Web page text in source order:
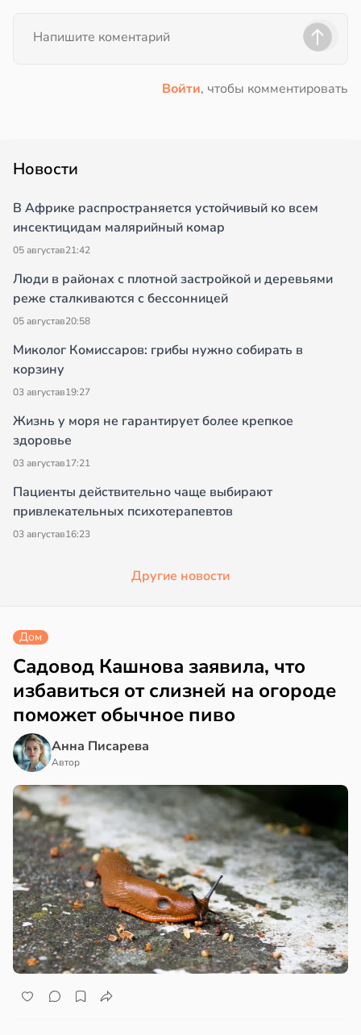
Войти, чтобы комментировать
Новости
В Африке распространяется устойчивый ко всем
инсектицидам малярийный комар
05 августав21:42
Люди в районах с плотной застройкой и деревьями
реже сталкиваются с бессонницей
05 августав20:58
Миколог Комиссаров: грибы нужно собирать в
корзину
03 августав19:27
Жизнь у моря не гарантирует более крепкое
здоровье
03 августав17:21
Пациенты действительно чаще выбирают
привлекательных психотерапевтов
03 августав16:23
Другие новости
Дом
Садовод Кашнова заявила, что
избавиться от слизней на огороде
поможет обычное пиво
Анна Писарева
Автор